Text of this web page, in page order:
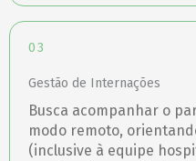
03
Gestão de Internações
Busca acompanhar o
modo remoto,
(inclusive à equipe